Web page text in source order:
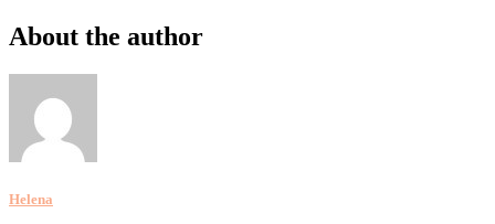
About the author
Helena